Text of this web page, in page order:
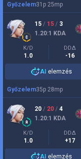
Győzelem31 p 25mp
15 / 15 / 3
1.20:1 KDA
K/D
1.0
DDΔ
-16
AI elemzés
Győzelem35p 28mp
20 / 20 / 4
1.20:1 KDA
K/D
1.0
DDΔ
+17
AI elemzés